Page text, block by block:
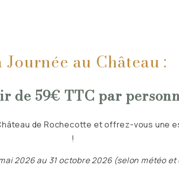
Journée au Château :
de 59€ TTC par
de Rochecotte et offrez-vous une
!
2026 au 31 octobre 2026 (selon météo